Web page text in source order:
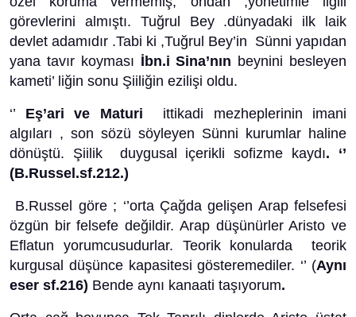
görevlerini almıştı. Tuğrul Bey .dünyadaki ilk laik
devlet adamıdır .Tabi ki ,Tuğrul Bey’in Sünni yapıdan
yana tavır koyması İbn.i Sina’nın beynini besleyen
kameti’ liğin sonu Şiiliğin ezilişi oldu.
‘’ Eş’ari ve Maturi ittikadi mezheplerinin imani
algıları , son sözü söyleyen Sünni kurumlar haline
dönüştü. Şiilik duygusal içerikli sofizme kaydı. ‘’
(B.Russel.sf.212.)
B.Russel göre ; ‘’orta Çağda gelişen Arap felsefesi
özgün bir felsefe değildir. Arap düşünürler Aristo ve
Eflatun yorumcusudurlar. Teorik konularda teorik
kurgusal düşünce kapasitesi gösteremediler. ‘’ (Aynı
eser sf.216) Bende aynı kanaati taşıyorum.